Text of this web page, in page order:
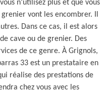
n’utilisez plus et que vous
vont les encombrer. Il
Dans ce cas, il est alors
cave ou de grenier. Des
de ce genre. À Grignols,
33 est un prestataire en
réalise des prestations de
chez vous avec les